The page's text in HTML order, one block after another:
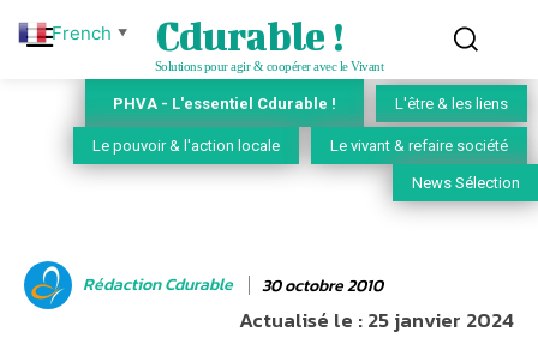
Cdurable !
Solutions pour agir & coopérer avec le Vivant
PHVA - L'essentiel Cdurable ! L'être & les liens
Le pouvoir & l'action locale Le vivant & refaire société
News Sélection
Rédaction Cdurable 30 octobre 2010
Actualisé le :25 janvier 2024
French ▼